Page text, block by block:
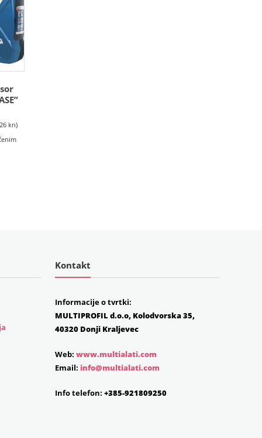
kn)
Kontakt
Informacije o tvrtki:
MULTIPROFIL d.o.o, Kolodvorska 35,
40320 Donji Kraljevec
Web: www.multialati.com
Email: info@multialati.com
Info telefon: +385-921809250